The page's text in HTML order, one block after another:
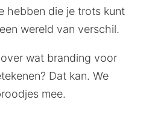
hebben die je trots kunt
wereld van verschil.
wat branding voor
Dat kan. We
mee.